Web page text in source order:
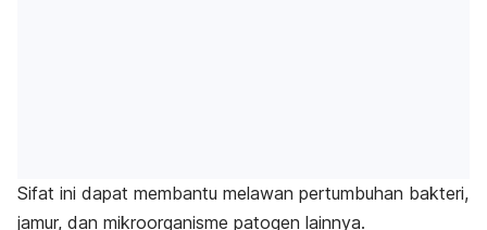
Sifat ini dapat membantu melawan pertumbuhan bakteri,
jamur, dan mikroorganisme patogen lainnya.